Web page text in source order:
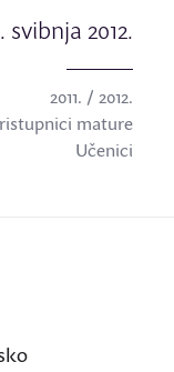
svibnja 2012.
2011. / 2012.
mature
Učenici